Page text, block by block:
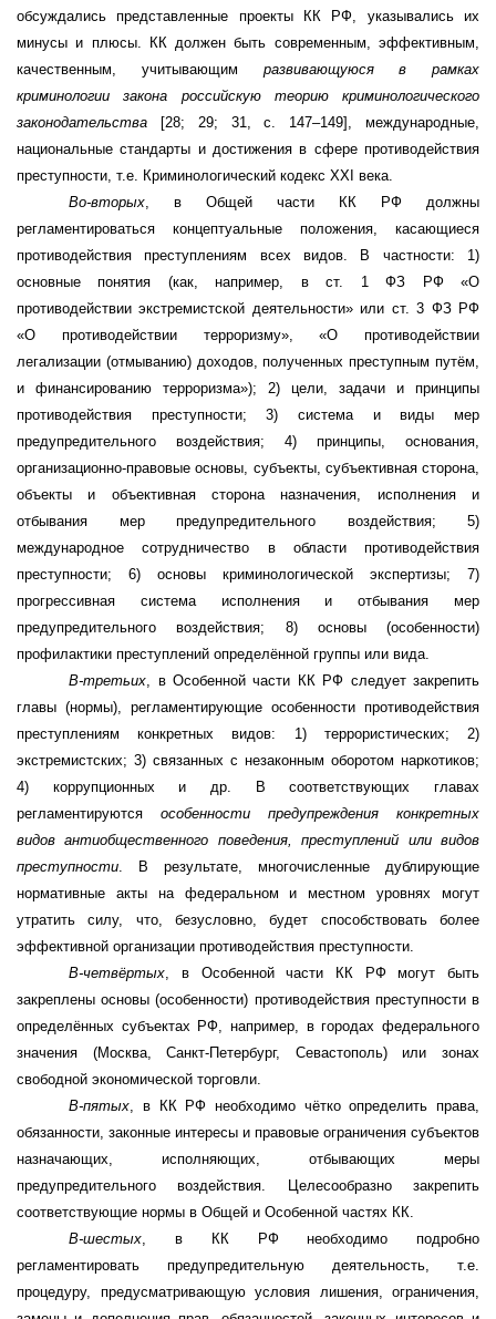
обсуждались представленные проекты КК РФ, указывались их
минусы и плюсы. КК должен быть современным, эффективным,
качественным, учитывающим развивающуюся в рамках
криминологии закона российскую теорию криминологического
законодательства
[28; 29; 31,c. 147–149], международные,
национальные стандарты и достижения в сфере противодействия
преступности, т.е. Криминологический кодекс XXI века.
Во-вторых, в Общей части КК РФ должны
регламентироваться концептуальные положения, касающиеся
противодействия преступлениям всех видов. В частности: 1)
основные понятия (как, например, в ст. 1 ФЗ РФ «О
противодействии экстремистской деятельности» или ст. 3 ФЗ РФ
«О противодействии терроризму», «О противодействии
легализации (отмыванию) доходов, полученных преступным путём,
и финансированию терроризма»); 2) цели, задачи и принципы
противодействия преступности; 3) система и виды мер
предупредительного воздействия; 4) принципы, основания,
организационно-правовые основы, субъекты, субъективная сторона,
объекты и объективная сторона назначения, исполнения и
отбывания мер предупредительного воздействия; 5)
международное сотрудничество в области противодействия
преступности; 6) основы криминологической экспертизы; 7)
прогрессивная система исполнения и отбывания мер
предупредительного воздействия; 8) основы (особенности)
профилактики преступлений определённой группы или вида.
В-третьих, в Особенной части КК РФ следует закрепить
главы (нормы), регламентирующие особенности противодействия
преступлениям конкретных видов: 1) террористических; 2)
экстремистских; 3) связанных с незаконным оборотом наркотиков;
4) коррупционных и др. В соответствующих главах
регламентируются особенности предупреждения конкретных
видов антиобщественного поведения, преступлений или видов
преступности. В результате, многочисленные дублирующие
нормативные акты на федеральном и местном уровнях могут
утратить силу, что, безусловно, будет способствовать более
эффективной организации противодействия преступности.
В-четвёртых, в Особенной части КК РФ могут быть
закреплены основы (особенности) противодействия преступности в
определённых субъектах РФ, например, в городах федерального
значения (Москва, Санкт-Петербург, Севастополь) или зонах
свободной экономической торговли.
В-пятых, в КК РФ необходимо чётко определить права,
обязанности, законные интересы и правовые ограничения субъектов
назначающих, исполняющих, отбывающих меры
предупредительного воздействия. Целесообразно закрепить
соответствующие нормы в Общей и Особенной частях КК.
В-шестых, в КК РФ необходимо подробно
регламентировать предупредительную деятельность, т.е.
процедуру, предусматривающую условия лишения, ограничения,